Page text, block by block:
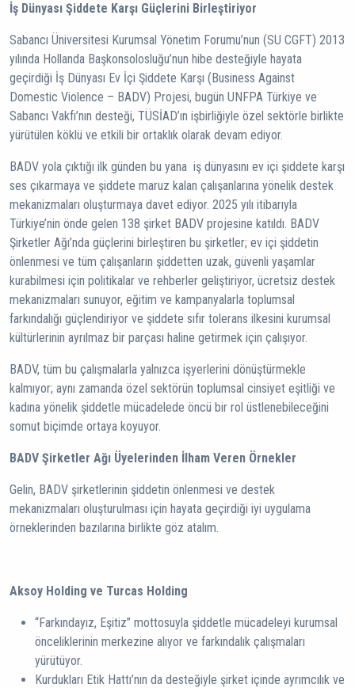
İş Dünyası Şiddete Karşı Güçlerini Birleştiriyor
Sabancı Üniversitesi Kurumsal Yönetim Forumu’nun (SU CGFT) 2013
yılında Hollanda Başkonsolosluğu’nun hibe desteğiyle hayata
geçirdiği İş Dünyası Ev İçi Şiddete Karşı (Business Against
Domestic Violence – BADV) Projesi, bugün UNFPA Türkiye ve
Sabancı Vakfı’nın desteği, TÜSİAD’ın işbirliğiyle özel sektörle birlikte
yürütülen köklü ve etkili bir ortaklık olarak devam ediyor.
BADV yola çıktığı ilk günden bu yana iş dünyasını ev içi şiddete karşı
ses çıkarmaya ve şiddete maruz kalan çalışanlarına yönelik destek
mekanizmaları oluşturmaya davet ediyor. 2025 yılı itibarıyla
Türkiye’nin önde gelen 138 şirket BADV projesine katıldı. BADV
Şirketler Ağı’nda güçlerini birleştiren bu şirketler; ev içi şiddetin
önlenmesi ve tüm çalışanların şiddetten uzak, güvenli yaşamlar
kurabilmesi için politikalar ve rehberler geliştiriyor, ücretsiz destek
mekanizmaları sunuyor, eğitim ve kampanyalarla toplumsal
farkındalığı güçlendiriyor ve şiddete sıfır tolerans ilkesini kurumsal
kültürlerinin ayrılmaz bir parçası haline getirmek için çalışıyor.
BADV, tüm bu çalışmalarla yalnızca işyerlerini dönüştürmekle
kalmıyor; aynı zamanda özel sektörün toplumsal cinsiyet eşitliği ve
kadına yönelik şiddetle mücadelede öncü bir rol üstlenebileceğini
somut biçimde ortaya koyuyor.
BADV Şirketler Ağı Üyelerinden İlham Veren Örnekler
Gelin, BADV şirketlerinin şiddetin önlenmesi ve destek
mekanizmaları oluşturulması için hayata geçirdiği iyi uygulama
örneklerinden bazılarına birlikte göz atalım.
Aksoy Holding ve Turcas Holding
“Farkındayız, Eşitiz” mottosuyla şiddetle mücadeleyi kurumsal
önceliklerinin merkezine alıyor ve farkındalık çalışmaları
yürütüyor.
Kurdukları Etik Hattı’nın da desteğiyle şirket içinde ayrımcılık ve